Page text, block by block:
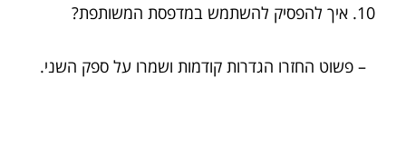
איך להפסיק להשתמש במדפסת המשותפת?
– פשוט החזרו הגדרות קודמות ושמרו על ספק השני.